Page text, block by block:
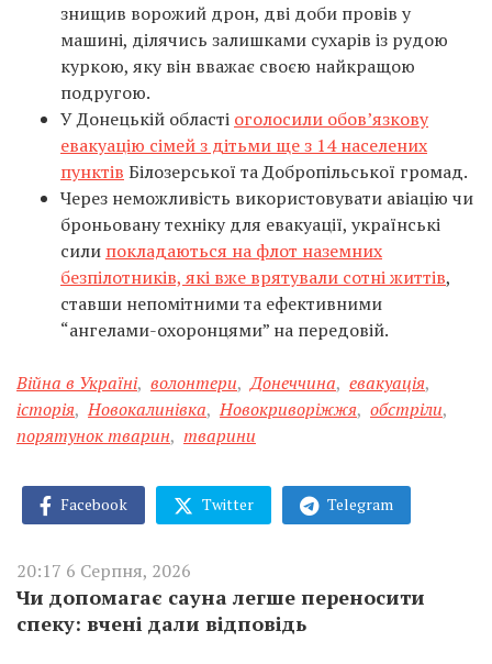
знищив ворожий дрон, дві доби провів у
машині, ділячись залишками сухарів із рудою
куркою, яку він вважає своєю найкращою
подругою.
У Донецькій області оголосили обов’язкову
евакуацію сімей з дітьми ще з 14 населених
пунктів Білозерської та Добропільської громад.
Через неможливість використовувати авіацію чи
броньовану техніку для евакуації, українські
сили покладаються на флот наземних
безпілотників, які вже врятували сотні життів,
ставши непомітними та ефективними
“ангелами-охоронцями” на передовій.
Війна в Україні, волонтери, Донеччина, евакуація,
історія, Новокалинівка, Новокриворіжжя, обстріли,
порятунок тварин, тварини
Facebook Twitter Telegram
20:17 6 Серпня, 2026
Чи допомагає сауна легше переносити
спеку: вчені дали відповідь